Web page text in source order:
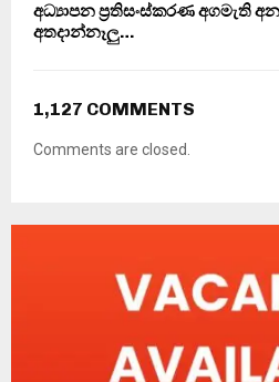
අධ්‍යාපන ප‍්‍රතිසංස්කරණ අගමැති
අතදාන්නෑලු…
1,127 COMMENTS
Comments are closed.